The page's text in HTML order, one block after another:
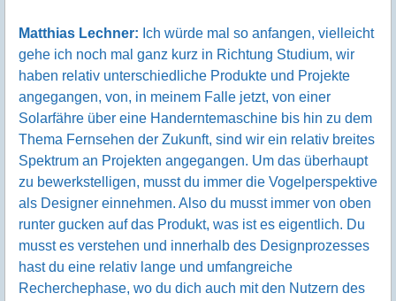
Matthias Lechner: Ich würde mal so anfangen, vielleicht
gehe ich noch mal ganz kurz in Richtung Studium, wir
haben relativ unterschiedliche Produkte und Projekte
angegangen, von, in meinem Falle jetzt, von einer
Solarfähre über eine Handerntemaschine bis hin zu dem
Thema Fernsehen der Zukunft, sind wir ein relativ breites
Spektrum an Projekten angegangen. Um das überhaupt
zu bewerkstelligen, musst du immer die Vogelperspektive
als Designer einnehmen. Also du musst immer von oben
runter gucken auf das Produkt, was ist es eigentlich. Du
musst es verstehen und innerhalb des Designprozesses
hast du eine relativ lange und umfangreiche
Recherchephase, wo du dich auch mit den Nutzern des